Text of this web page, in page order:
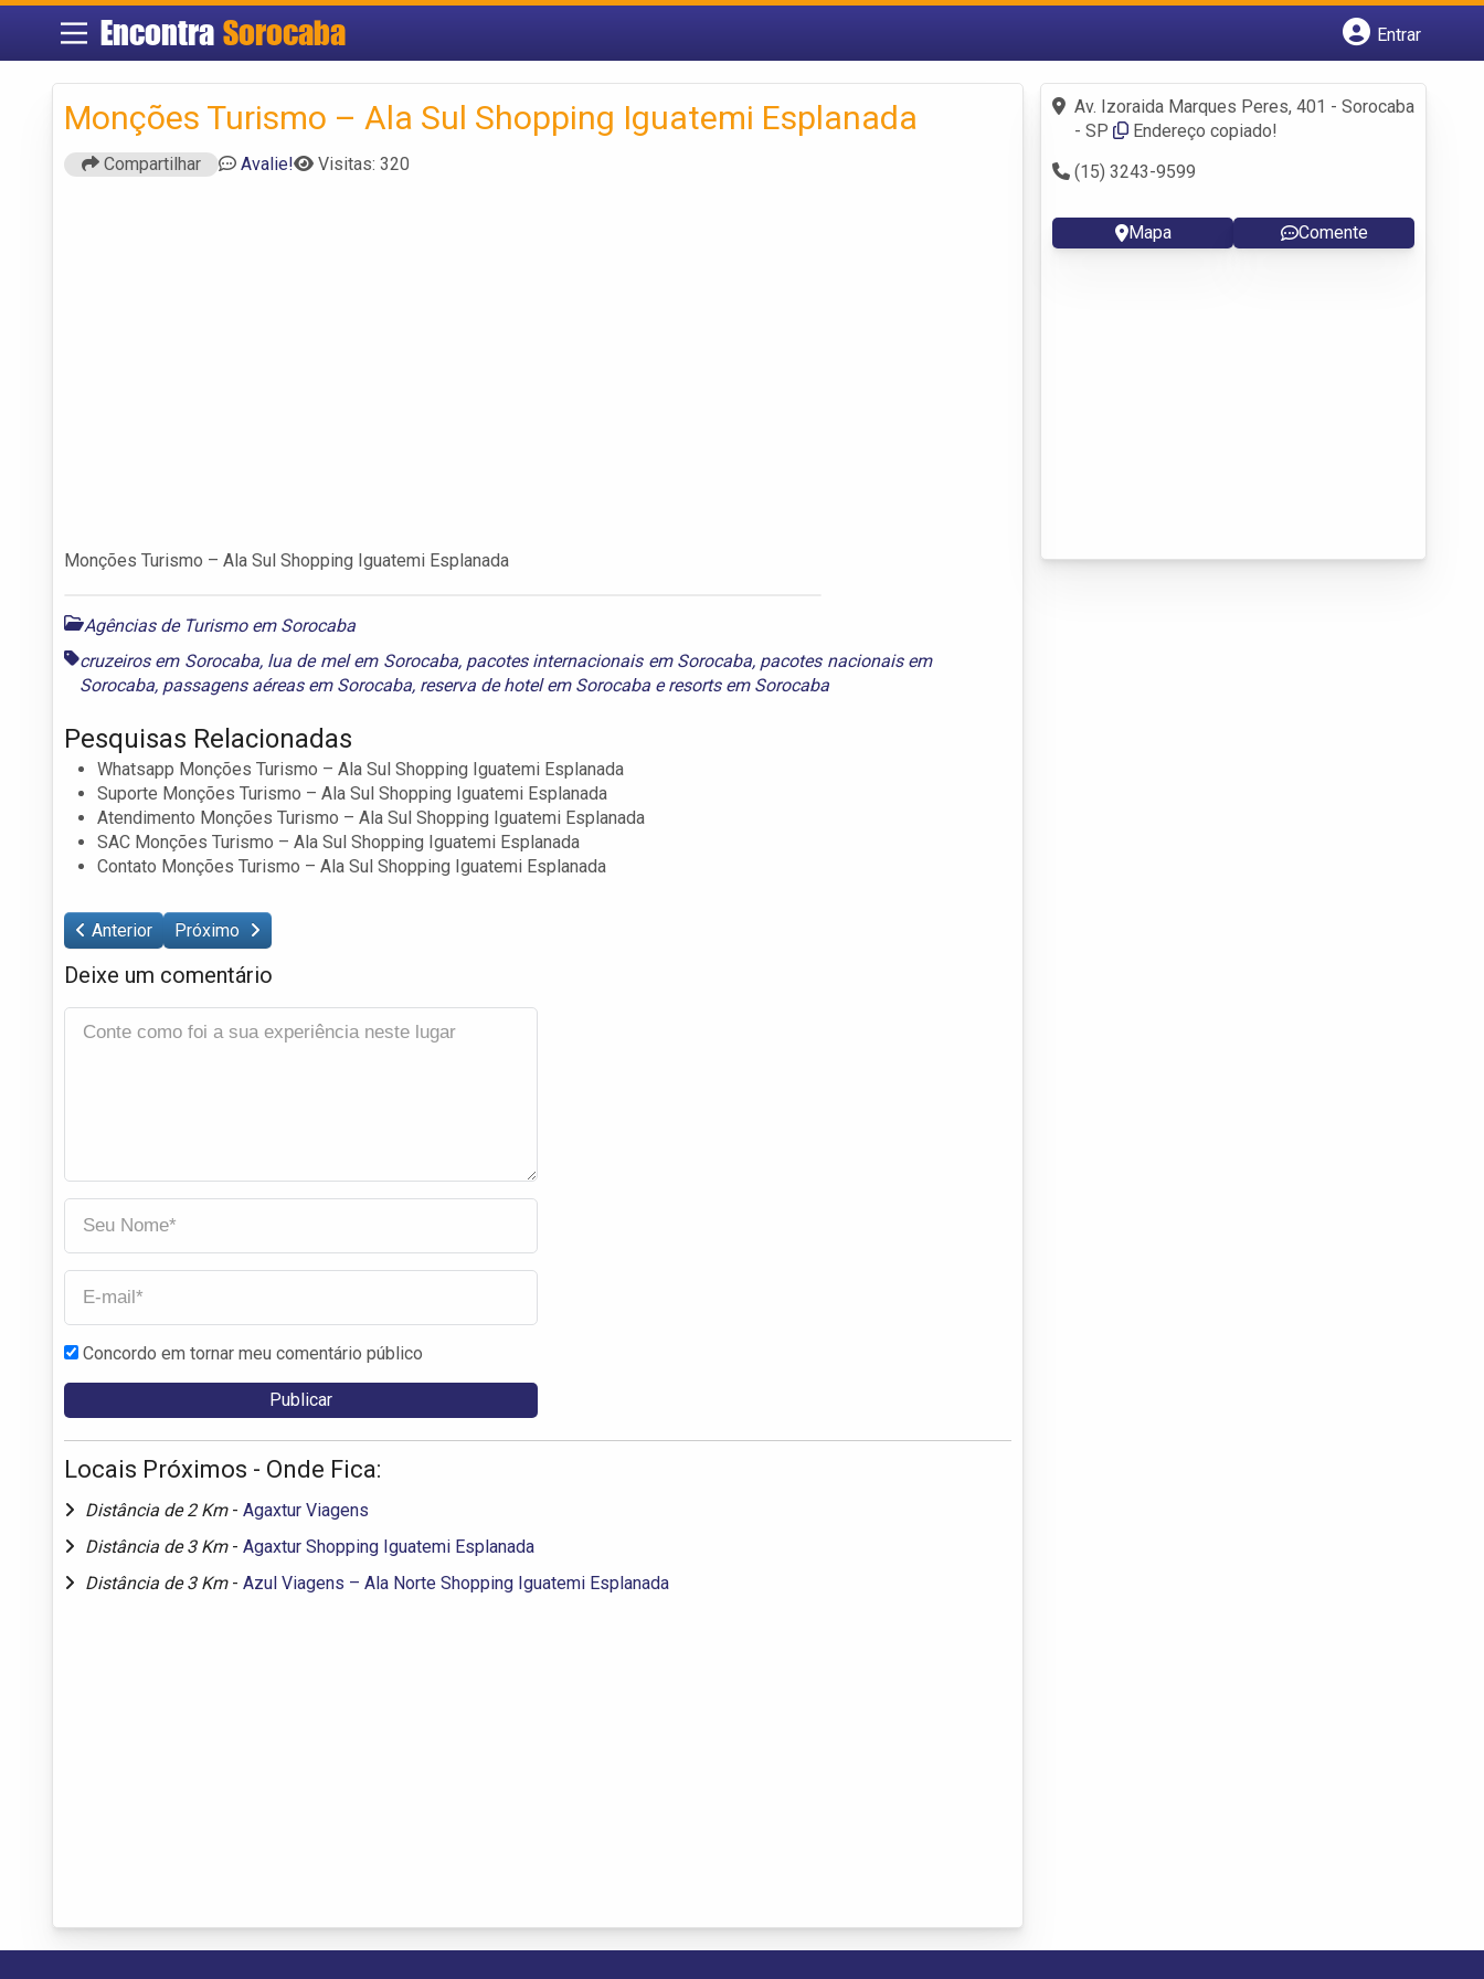
Encontra Sorocaba
Entrar
Fazer login
Criar conta
Monções Turismo – Ala Sul Shopping Iguatemi Esplanada
Compartilhar Avalie! Visitas: 320
Monções Turismo – Ala Sul Shopping Iguatemi Esplanada
Agências de Turismo em Sorocaba
cruzeiros em Sorocaba, lua de mel em Sorocaba, pacotes internacionais em Sorocaba, pacotes nacionais em
Sorocaba, passagens aéreas em Sorocaba, reserva de hotel em Sorocaba eresorts em Sorocaba
Pesquisas Relacionadas
Whatsapp Monções Turismo – Ala Sul Shopping Iguatemi Esplanada
Suporte Monções Turismo – Ala Sul Shopping Iguatemi Esplanada
Atendimento Monções Turismo – Ala Sul Shopping Iguatemi Esplanada
SAC Monções Turismo – Ala Sul Shopping Iguatemi Esplanada
Contato Monções Turismo – Ala Sul Shopping Iguatemi Esplanada
Anterior Próximo
Deixe um comentário
Concordo em tornar meu comentário público
Locais Próximos - Onde Fica:
Distância de 2 Km - Agaxtur Viagens
Distância de 3 Km - Agaxtur Shopping Iguatemi Esplanada
Distância de 3 Km - Azul Viagens – Ala Norte Shopping Iguatemi Esplanada
Av. Izoraida Marques Peres, 401 - Sorocaba
- SP
Endereço copiado!
(15) 3243-9599
Mapa Comente